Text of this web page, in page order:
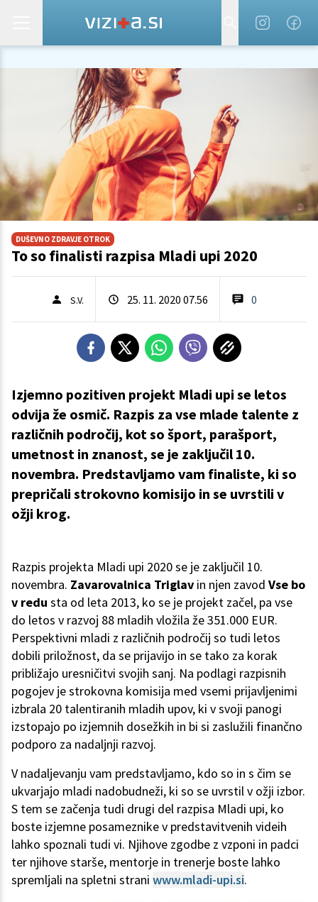
DUŠEVNO ZDRAVJE OTROK
To so finalisti razpisa Mladi upi 2020
S.V. 25. 11. 2020 07.56 0
Izjemno pozitiven projekt Mladi upi se letos
odvija že osmič. Razpis za vse mlade talente z
različnih področij, kot so šport, parašport,
umetnost in znanost, se je zaključil 10.
novembra. Predstavljamo vam finaliste, ki so
prepričali strokovno komisijo in se uvrstili v
ožji krog.
Razpis projekta Mladi upi 2020 se je zaključil 10.
novembra. Zavarovalnica Triglav in njen zavod Vse bo
v redu sta od leta 2013, ko se je projekt začel, pa vse
do letos v razvoj 88 mladih vložila že 351.000 EUR.
Perspektivni mladi z različnih področij so tudi letos
dobili priložnost, da se prijavijo in se tako za korak
približajo uresničitvi svojih sanj. Na podlagi razpisnih
pogojev je strokovna komisija med vsemi prijavljenimi
izbrala 20 talentiranih mladih upov, ki v svoji panogi
izstopajo po izjemnih dosežkih in bi si zaslužili finančno
podporo za nadaljnji razvoj.
V nadaljevanju vam predstavljamo, kdo so in s čim se
ukvarjajo mladi nadobudneži, ki so se uvrstil v ožji izbor.
S tem se začenja tudi drugi del razpisa Mladi upi, ko
boste izjemne posameznike v predstavitvenih videih
lahko spoznali tudi vi. Njihove zgodbe z vzponi in padci
ter njihove starše, mentorje in trenerje boste lahko
spremljali na spletni strani www.mladi-upi.si.